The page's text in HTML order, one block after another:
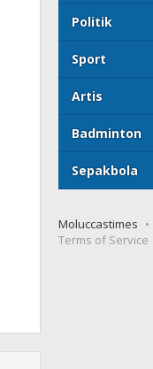
Politik
Sport
Artis
Badminton
Sepakbola
Moluccastimes
Terms of Service